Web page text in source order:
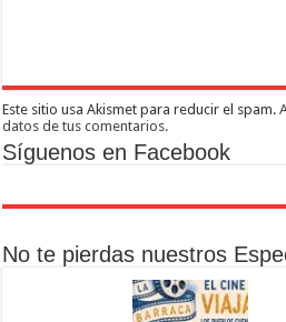
Este sitio usa Akismet para reducir el spam.
datos de tus comentarios.
Síguenos en Facebook
No te pierdas nuestros